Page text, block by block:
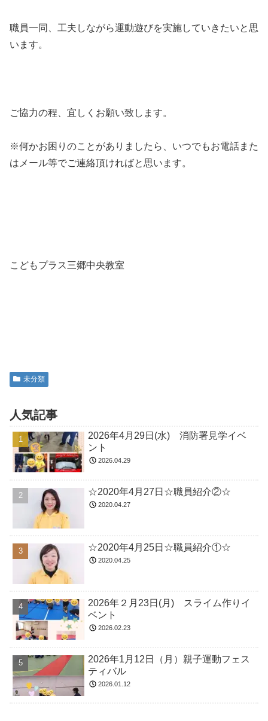
職員一同、工夫しながら運動遊びを実施していきたいと思
います。
ご協力の程、宜しくお願い致します。
※何かお困りのことがありましたら、いつでもお電話また
はメール等でご連絡頂ければと思います。
こどもプラス三郷中央教室
未分類
人気記事
2026年4月29日(水) 消防署見学イベ
ント
2026.04.29
☆2020年4月27日☆職員紹介②☆
2020.04.27
☆2020年4月25日☆職員紹介①☆
2020.04.25
2026年２月23日(月) スライム作りイ
ベント
2026.02.23
2026年1月12日（月）親子運動フェス
ティバル
2026.01.12